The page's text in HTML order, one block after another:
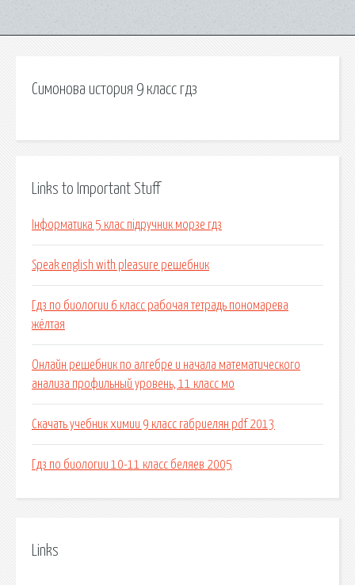
Симонова история 9 класс гдз
Links to Important Stuff
Інформатика 5 клас підручник морзе гдз
Speak english with pleasure решебник
Гдз по биологии 6 класс рабочая тетрадь пономарева
жёлтая
Онлайн решебник по алгебре и начала математического
анализа профильный уровень, 11 класс мо
Скачать учебник химии 9 класс габриелян pdf 2013
Гдз по биологии 10-11 класс беляев 2005
Links